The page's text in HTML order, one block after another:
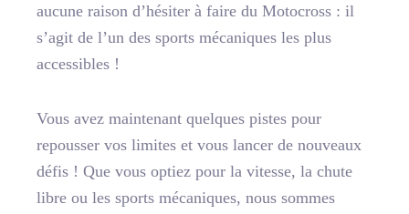
aucune raison d’hésiter à faire du Motocross : il
s’agit de l’un des sports mécaniques les plus
accessibles !
Vous avez maintenant quelques pistes pour
repousser vos limites et vous lancer de nouveaux
défis ! Que vous optiez pour la vitesse, la chute
libre ou les sports mécaniques, nous sommes